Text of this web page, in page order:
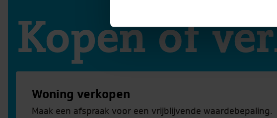
Kopen of
Woning verkopen
Maak een afspraak voor een vrijblijvende waardebepaling.